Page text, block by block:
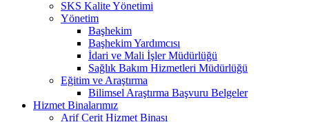
SKS Kalite Yönetimi
Yönetim
Başhekim
Başhekim Yardımcısı
İdari ve Mali İşler Müdürlüğü
Sağlık Bakım Hizmetleri Müdürlüğü
Eğitim ve Araştırma
Bilimsel Araştırma Başvuru Belgeler
Hizmet Binalarımız
Arif Cerit Hizmet Binası